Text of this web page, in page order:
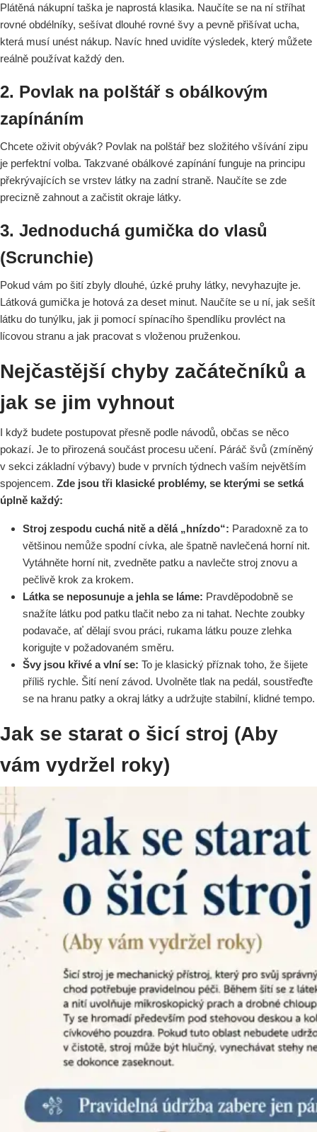
Plátěná nákupní taška je naprostá klasika. Naučíte se na ní stříhat
rovné obdélníky, sešívat dlouhé rovné švy a pevně přišívat ucha,
která musí unést nákup. Navíc hned uvidíte výsledek, který můžete
reálně používat každý den.
2. Povlak na polštář s obálkovým
zapínáním
Chcete oživit obývák? Povlak na polštář bez složitého všívání zipu
je perfektní volba. Takzvané obálkové zapínání funguje na principu
překrývajících se vrstev látky na zadní straně. Naučíte se zde
precizně zahnout a začistit okraje látky.
3. Jednoduchá gumička do vlasů
(Scrunchie)
Pokud vám po šití zbyly dlouhé, úzké pruhy látky, nevyhazujte je.
Látková gumička je hotová za deset minut. Naučíte se u ní, jak sešít
látku do tunýlku, jak ji pomocí spínacího špendlíku provléct na
lícovou stranu a jak pracovat s vloženou pruženkou.
Nejčastější chyby začátečníků a
jak se jim vyhnout
I když budete postupovat přesně podle návodů, občas se něco
pokazí. Je to přirozená součást procesu učení. Páráč švů (zmíněný
v sekci základní výbavy) bude v prvních týdnech vaším největším
spojencem. Zde jsou tři klasické problémy, se kterými se setká
úplně každý:
Stroj zespodu cuchá nitě a dělá „hnízdo“: Paradoxně za to
většinou nemůže spodní cívka, ale špatně navlečená horní nit.
Vytáhněte horní nit, zvedněte patku a navlečte stroj znovu a
pečlivě krok za krokem.
Látka se neposunuje a jehla se láme: Pravděpodobně se
snažíte látku pod patku tlačit nebo za ni tahat. Nechte zoubky
podavače, ať dělají svou práci, rukama látku pouze zlehka
korigujte v požadovaném směru.
Švy jsou křivé a vlní se: To je klasický příznak toho, že šijete
příliš rychle. Šití není závod. Uvolněte tlak na pedál, soustřeďte
se na hranu patky a okraj látky a udržujte stabilní, klidné tempo.
Jak se starat o šicí stroj (Aby
vám vydržel roky)